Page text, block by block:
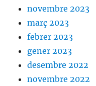
novembre 2023
març 2023
febrer 2023
gener 2023
desembre 2022
novembre 2022